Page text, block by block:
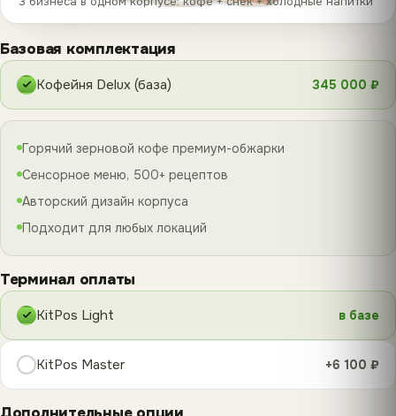
Базовая комплектация
Кофейня Delux (база) 345 000 ₽
Горячий зерновой кофе премиум-обжарки
Сенсорное меню, 500+ рецептов
Авторский дизайн корпуса
Подходит для любых локаций
Терминал оплаты
KitPos Light в базе
KitPos Master +6 100 ₽